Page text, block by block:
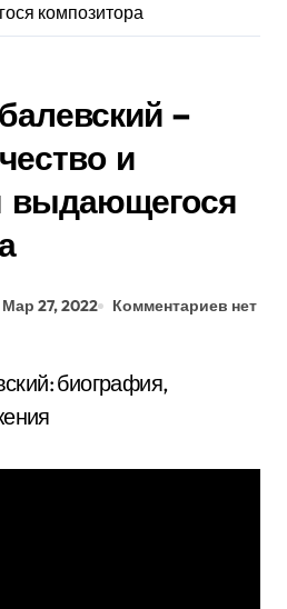
композитора
–
и
выдающегося
Мар 27, 2022 Комментариев нет